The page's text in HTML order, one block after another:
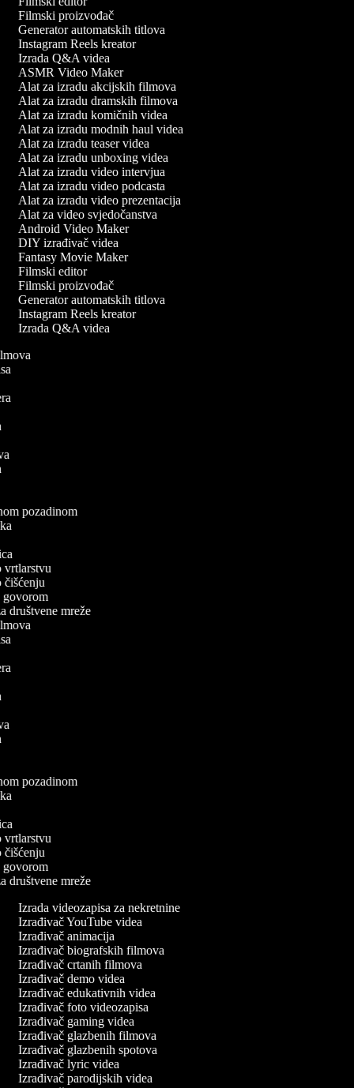
Filmski proizvođač
Generator automatskih titlova
Instagram Reels kreator
Izrada Q&A videa
ASMR Video Maker
Alat za izradu akcijskih filmova
Alat za izradu dramskih filmova
Alat za izradu komičnih videa
Alat za izradu modnih haul videa
Alat za izradu teaser videa
Alat za izradu unboxing videa
Alat za izradu video intervjua
Alat za izradu video podcasta
Alat za izradu video prezentacija
Alat za video svjedočanstva
Android Video Maker
DIY izrađivač videa
Fantasy Movie Maker
Filmski editor
Filmski proizvođač
Generator automatskih titlova
Instagram Reels kreator
Izrada Q&A videa
pozadinom
vrtlarstvu
čišćenju
govorom
društvene mreže
pozadinom
vrtlarstvu
čišćenju
govorom
društvene mreže
Izrada videozapisa za nekretnine
Izrađivač YouTube videa
Izrađivač animacija
Izrađivač biografskih filmova
Izrađivač crtanih filmova
Izrađivač demo videa
Izrađivač edukativnih videa
Izrađivač foto videozapisa
Izrađivač gaming videa
Izrađivač glazbenih filmova
Izrađivač glazbenih spotova
Izrađivač lyric videa
Izrađivač parodijskih videa